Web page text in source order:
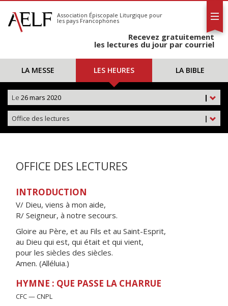
S'abonner
Calendrier
Association Épiscopale Liturgique pour
les pays Francophones
Recevez gratuitement
les lectures du jour par courriel
LA MESSE LES HEURES LA BIBLE
|
Le 26 mars 2020
|
Office des lectures
OFFICE DES LECTURES
INTRODUCTION
V/ Dieu, viens à mon aide,
R/ Seigneur, à notre secours.
Gloire au Père, et au Fils et au Saint-Esprit,
au Dieu qui est, qui était et qui vient,
pour les siècles des siècles.
Amen. (Alléluia.)
HYMNE : QUE PASSE LA CHARRUE
CFC — CNPL